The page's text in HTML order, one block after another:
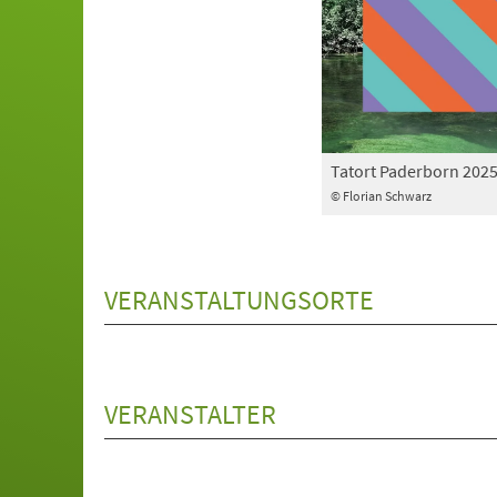
© Florian Schwarz
Tatort Paderborn 2025
VERANSTALTUNGSORTE
VERANSTALTER